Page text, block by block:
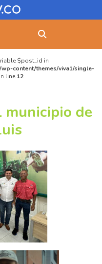
$post_id in
content/themes/viva1/single-
line 12
de